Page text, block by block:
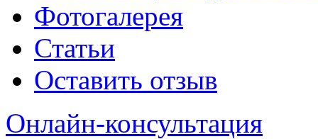
Фотогалерея
Статьи
Оставить отзыв
Онлайн-консультация